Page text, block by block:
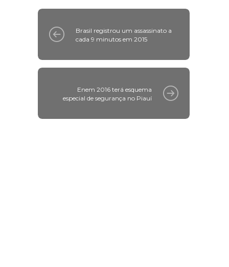
Brasil registrou um assassinato a
cada 9 minutos em 2015
Enem 2016 terá esquema
especial de segurança no Piauí